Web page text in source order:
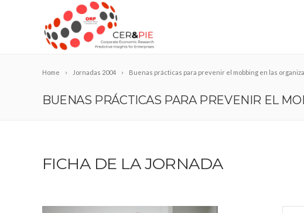
Home Jornadas 2004 Buenas prácticas para prevenir el mobbing en las
BUENAS PRÁCTICAS PARA PREVENIR EL
FICHA DE LA JORNADA